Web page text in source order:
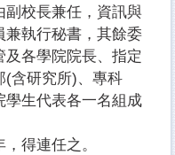
副校長兼任，資訊與
兼執行秘書，其餘委
及各學院院長、指定
(含研究所)、專科
學生代表各一名組成
得連任之。